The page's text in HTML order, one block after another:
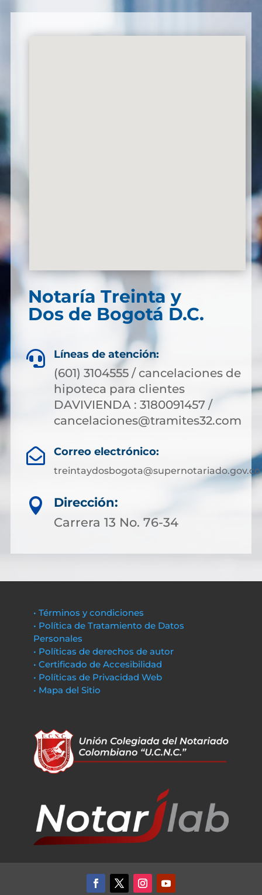
Notaría Treinta y
Dos de Bogotá D.C.
 Líneas de atención:
(601) 3104555 / cancelaciones de
hipoteca para clientes
DAVIVIENDA : 3180091457 /
cancelaciones@tramites32.com
 Correo electrónico:
treintaydosbogota@supernotariado.gov.co

Dirección:
Carrera 13 No. 76-34
• Términos y condiciones
• Política de Tratamiento de Datos
Personales
• Políticas de derechos de autor
• Certificado de Accesibilidad
• Políticas de Privacidad Web
• Mapa del Sitio